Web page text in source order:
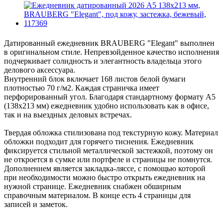
Датированный ежедневник BRAUBERG "Elegant" выполнен
в оригинальном стиле. Непревзойденное качество исполнения
подчеркивает солидность и элегантность владельца этого
делового аксессуара.
Внутренний блок включает 168 листов белой бумаги
плотностью 70 г/м2. Каждая страничка имеет
перфорированный угол. Благодаря стандартному формату А5
(138x213 мм) ежедневник удобно использовать как в офисе,
так и на выездных деловых встречах.
Твердая обложка стилизована под текстурную кожу. Материал
обложки подходит для горячего тиснения. Ежедневник
фиксируется стильной металлической застежкой, поэтому он
не откроется в сумке или портфеле и страницы не помнутся.
Дополнением является закладка-ляссе, с помощью которой
при необходимости можно быстро открыть ежедневник на
нужной странице. Ежедневник снабжен обширным
справочным материалом. В конце есть 4 страницы для
записей и заметок.